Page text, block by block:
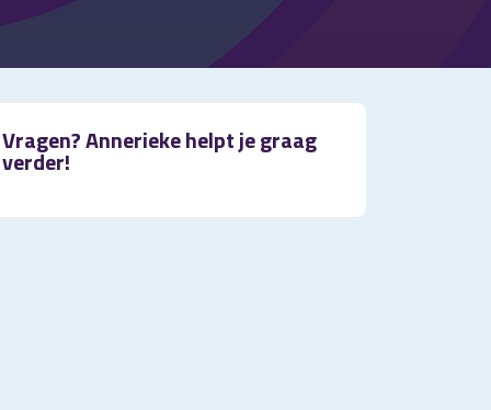
Vragen? Annerieke helpt je graag
verder!